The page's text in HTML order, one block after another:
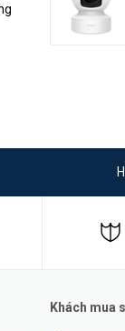
Khách mua